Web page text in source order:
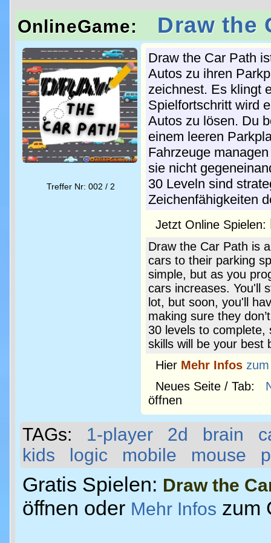
OnlineGame: Draw the
Treffer Nr: 002 / 2
Draw the Car Path
Autos zu ihren
zeichnest. Es klingt
Spielfortschritt wird
Autos zu lösen. Du
einem leeren
Fahrzeuge
sie nicht
30 Leveln sind
Zeichenfähigkeiten
Jetzt Online Spielen:
Draw the Car Path is
cars to their parking
simple, but as you
cars increases. You'll
lot, but soon, you'll
making sure they
30 levels to complete,
skills will be your best
Hier Mehr Infos
Neues Seite / Tab:
öffnen
TAGs: 1-player 2d brain
kids
logic mobile mouse
Gratis Spielen: Draw the
öffnen oder Mehr Infos zum